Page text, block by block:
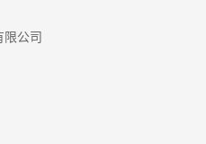
限公司